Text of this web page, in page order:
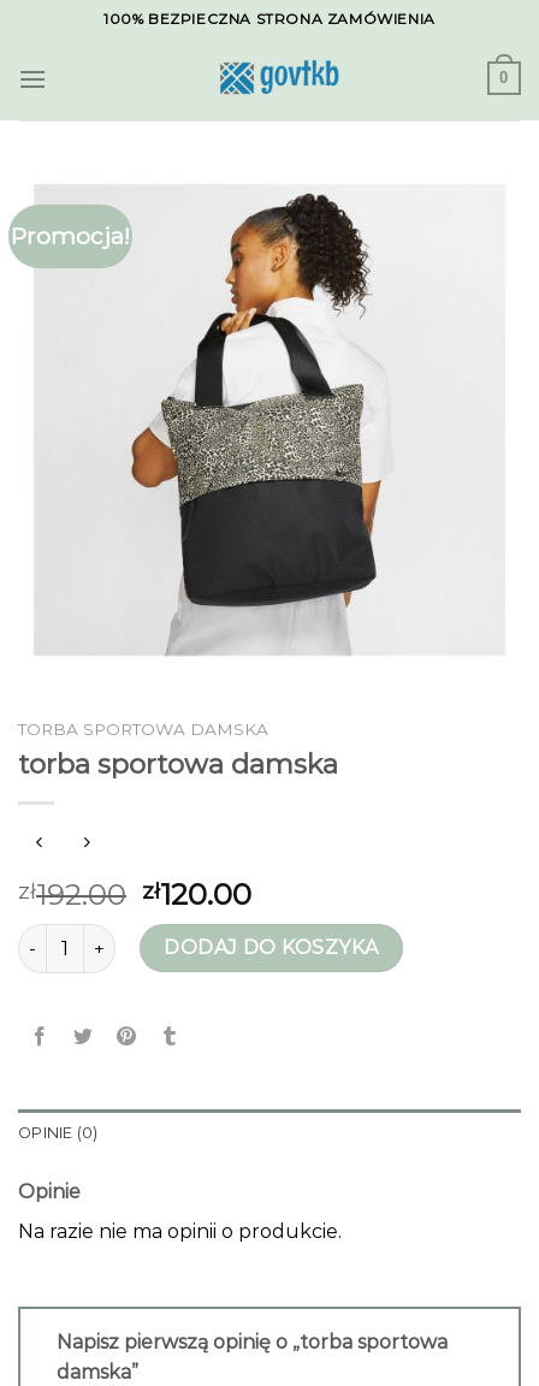
content
100% BEZPIECZNA STRONA ZAMÓWIENIA
0
Promocja!
TORBA SPORTOWA DAMSKA
torba sportowa damska
zł192.00 zł120.00
ilość torba sportowa damskaDODAJ DO KOSZYKA
OPINIE (0)
Opinie
Na razie nie ma opinii o produkcie.
Napisz pierwszą opinię o „torba sportowa
damska”